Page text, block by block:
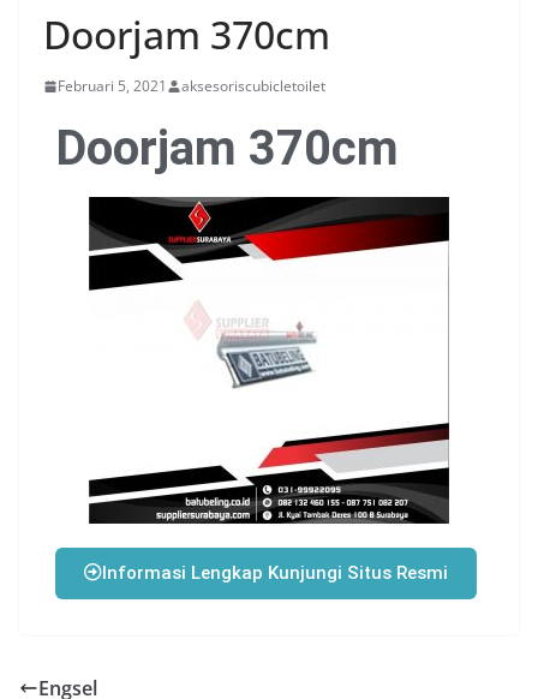
Doorjam 370cm
Februari 5, 2021 aksesoriscubicletoilet
Doorjam 370cm
Informasi Lengkap Kunjungi Situs Resmi
Engsel